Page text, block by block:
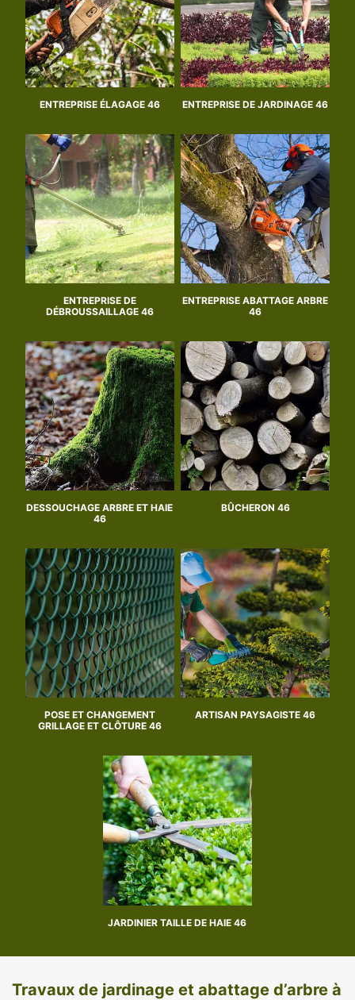
ENTREPRISE ÉLAGAGE 46 ENTREPRISE DE JARDINAGE 46
ENTREPRISE DE
DÉBROUSSAILLAGE 46
ENTREPRISE ABATTAGE ARBRE
46
DESSOUCHAGE ARBRE ET HAIE
46
BÛCHERON 46
POSE ET CHANGEMENT
GRILLAGE ET CLÔTURE 46
ARTISAN PAYSAGISTE 46
JARDINIER TAILLE DE HAIE 46
Travaux de jardinage et abattage d’arbre à